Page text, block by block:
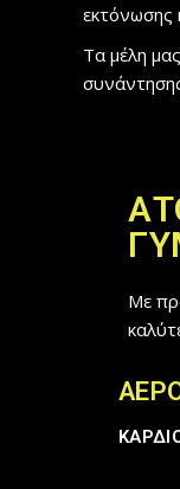
εκτόνωσης
Τα μέλη
Με